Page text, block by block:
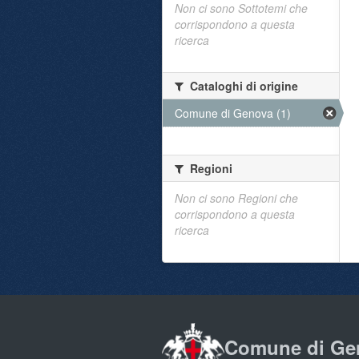
Non ci sono Sottotemi che
corrispondono a questa
ricerca
Cataloghi di origine
Comune di Genova (1)
Regioni
Non ci sono Regioni che
corrispondono a questa
ricerca
Comune di